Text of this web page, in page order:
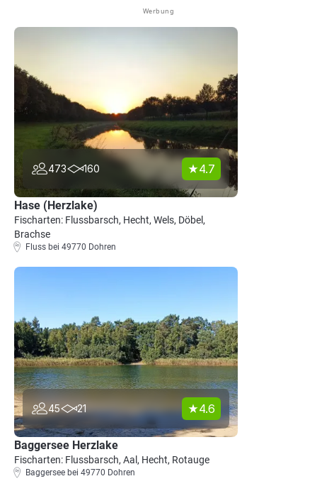
Werbung
473 160 4.7
Hase (Herzlake)
Fischarten: Flussbarsch, Hecht, Wels, Döbel,
Brachse
Fluss bei 49770 Dohren
45 21 4.6
Baggersee Herzlake
Fischarten: Flussbarsch, Aal, Hecht, Rotauge
Baggersee bei 49770 Dohren